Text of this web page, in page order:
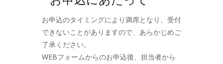
お申込のタイミングにより満席となり、受付
できないことがありますので、あらかじめご
了承ください。
WEBフォームからのお申込後、担当者から